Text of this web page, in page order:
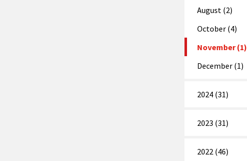
August (2)
October (4)
November (1)
December (1)
2024 (31)
2023 (31)
2022 (46)